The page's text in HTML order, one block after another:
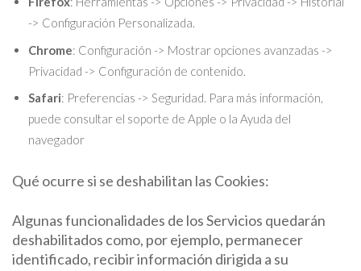
-> Configuración Personalizada.
Chrome: Configuración -> Mostrar opciones avanzadas ->
Privacidad -> Configuración de contenido.
Safari: Preferencias -> Seguridad. Para más información,
puede consultar el soporte de Apple o la Ayuda del
navegador
Qué ocurre si se deshabilitan las Cookies:
Algunas funcionalidades de los Servicios quedarán
deshabilitados como, por ejemplo, permanecer
identificado, recibir información dirigida a su